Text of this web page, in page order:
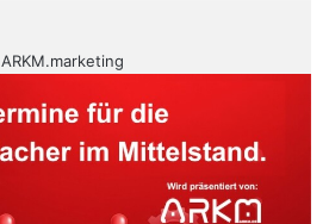
ARKM.marketing